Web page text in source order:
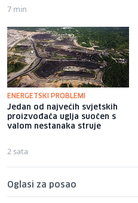
7 min
ENERGETSKI PROBLEMI
Jedan od najvećih svjetskih
proizvođača uglja suočen s
valom nestanaka struje
2 sata
Oglasi za posao